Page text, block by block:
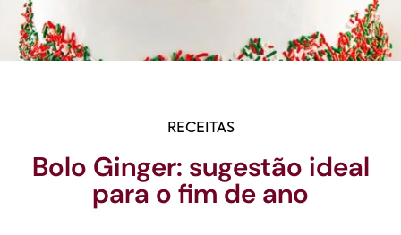
RECEITAS
Bolo Ginger: sugestão ideal
para o fim de ano